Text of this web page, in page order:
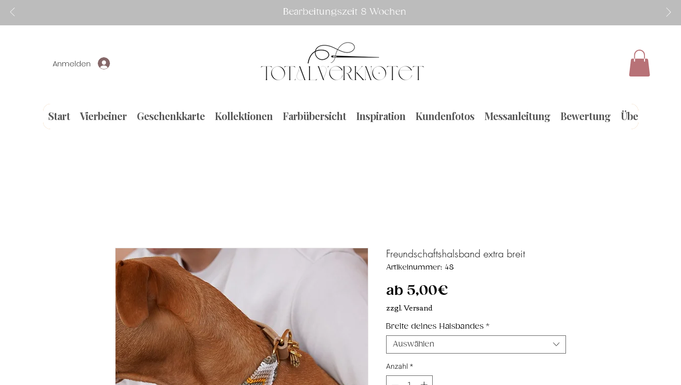
Bearbeitungszeit 8 Wochen
Anmelden
Start Vierbeiner Geschenkkarte Kollektionen Farbübersicht Inspiration Kundenfotos Messanleitung Bewertung Über uns
Freundschaftshalsband extra breit
Artikelnummer: 48
ab 5,00€Sale-
zzgl. Versand
Breite deines Halsbandes *
Auswählen
Anzahl *